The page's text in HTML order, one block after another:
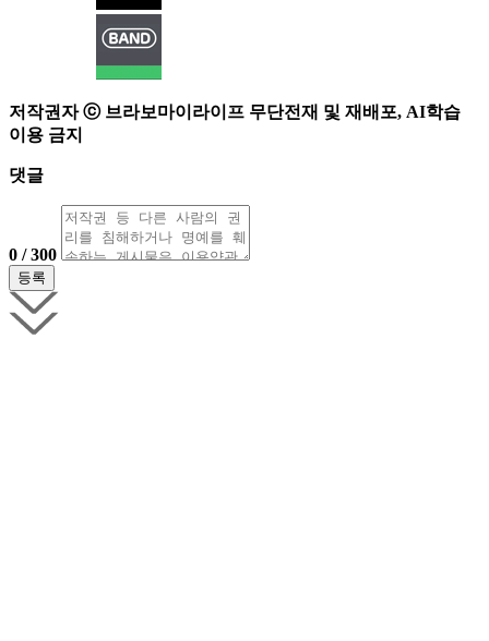
저작권자 ⓒ 브라보마이라이프 무단전재 및 재배포, AI학습
이용 금지
댓글
0 / 300